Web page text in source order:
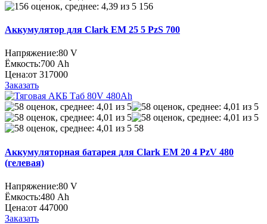
156
Аккумулятор для Clark EM 25 5 PzS 700
Напряжение:80 V
Ёмкость:700 Ah
Цена:от 317000
Заказать
58
Аккумуляторная батарея для Clark EM 20 4 PzV 480
(гелевая)
Напряжение:80 V
Ёмкость:480 Ah
Цена:от 447000
Заказать